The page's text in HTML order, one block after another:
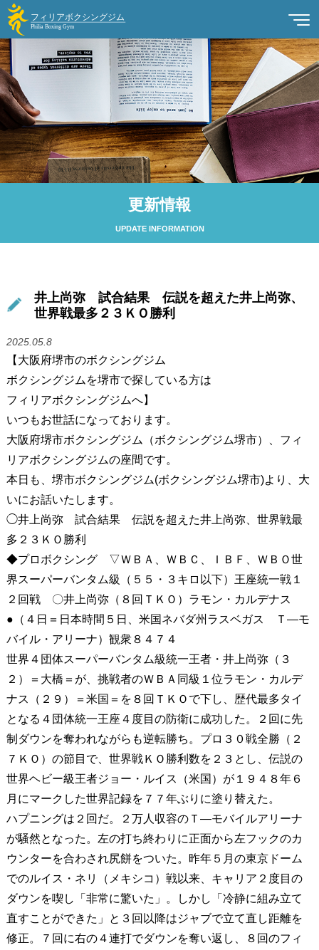
更新情報
UPDATE INFORMATION
井上尚弥 試合結果 伝説を超えた井上尚弥、
世界戦最多２３ＫＯ勝利
2025.05.8
【大阪府堺市のボクシングジム
ボクシングジムを堺市で探している方は
フィリアボクシングジムへ】
いつもお世話になっております。
大阪府堺市ボクシングジム（ボクシングジム堺市）、フィ
リアボクシングジムの座間です。
本日も、堺市ボクシングジム(ボクシングジム堺市)より、大
いにお話いたします。
◯井上尚弥 試合結果 伝説を超えた井上尚弥、世界戦最
多２３ＫＯ勝利
◆プロボクシング ▽ＷＢＡ、ＷＢＣ、ＩＢＦ、ＷＢＯ世
界スーパーバンタム級（５５・３キロ以下）王座統一戦１
２回戦 〇井上尚弥（８回ＴＫＯ）ラモン・カルデナス
●（４日＝日本時間５日、米国ネバダ州ラスベガス Ｔ―モ
バイル・アリーナ）観衆８４７４
世界４団体スーパーバンタム級統一王者・井上尚弥（３
２）＝大橋＝が、挑戦者のＷＢＡ同級１位ラモン・カルデ
ナス（２９）＝米国＝を８回ＴＫＯで下し、歴代最多タイ
となる４団体統一王座４度目の防衛に成功した。２回に先
制ダウンを奪われながらも逆転勝ち。プロ３０戦全勝（２
７ＫＯ）の節目で、世界戦ＫＯ勝利数を２３とし、伝説の
世界ヘビー級王者ジョー・ルイス（米国）が１９４８年６
月にマークした世界記録を７７年ぶりに塗り替えた。
ハプニングは２回だ。２万人収容のＴ―モバイルアリーナ
が騒然となった。左の打ち終わりに正面から左フックのカ
ウンターを合わされ尻餅をついた。昨年５月の東京ドーム
でのルイス・ネリ（メキシコ）戦以来、キャリア２度目の
ダウンを喫し「非常に驚いた」。しかし「冷静に組み立て
直すことができた」と３回以降はジャブで立て直し距離を
修正。７回に右の４連打でダウンを奪い返し、８回のフィ